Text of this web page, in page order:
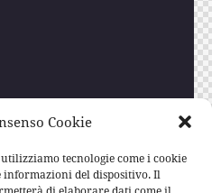
Cookie
tecnologie come i cookie
informazioni del dispositivo. Il
Reserved.